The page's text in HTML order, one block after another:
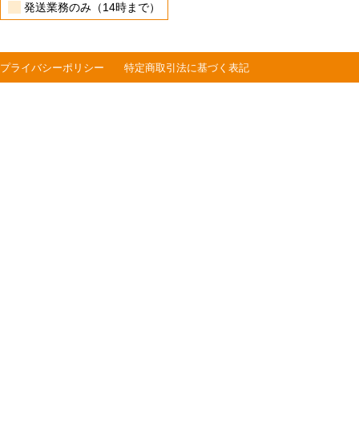
発送業務のみ（14時まで）
プライバシーポリシー 特定商取引法に基づく表記